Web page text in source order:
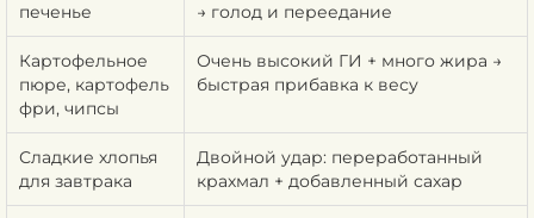
печенье
→ голод и переедание
Картофельное
пюре, картофель
фри, чипсы
Очень высокий ГИ + много жира →
быстрая прибавка к весу
Сладкие хлопья
для завтрака
Двойной удар: переработанный
крахмал + добавленный сахар